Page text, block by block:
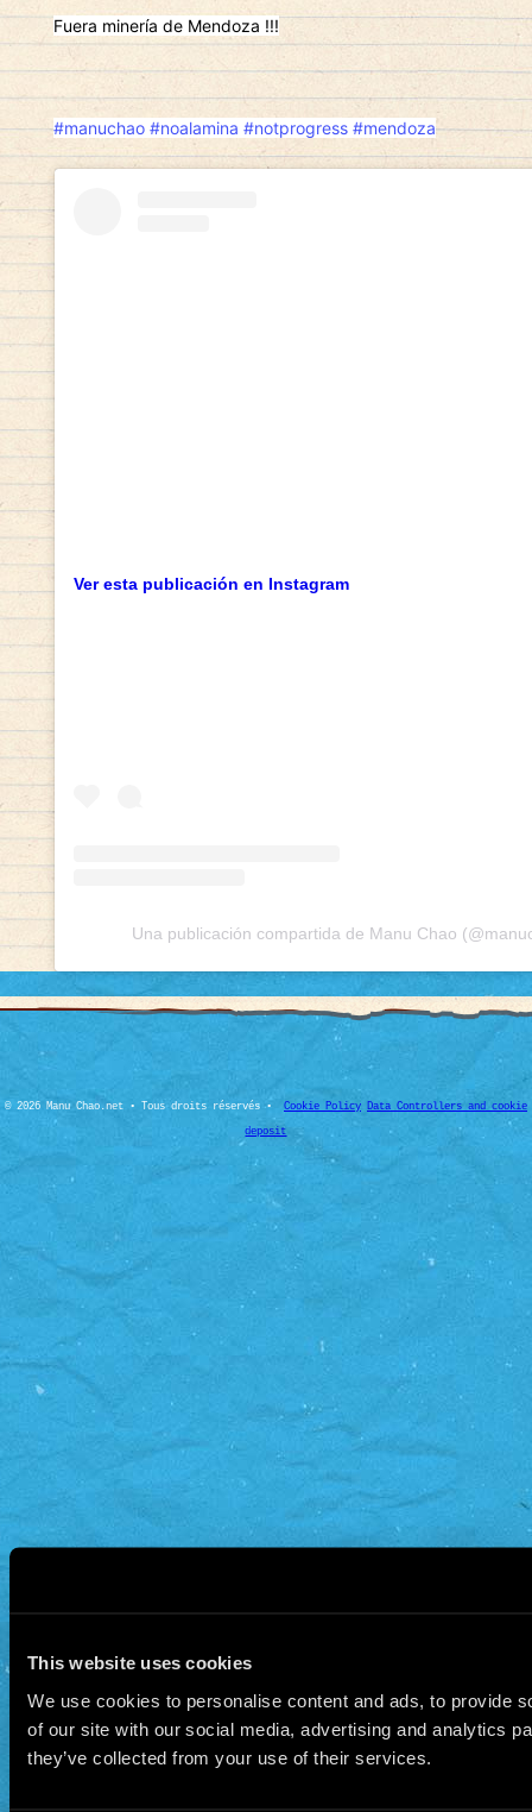
This website uses cookies
We use cookies to personalise content and ads, to provide
of our site with our social media, advertising and analytics
they’ve collected from your use of their services.
Fuera minería de Mendoza !!!
#manuchao #noalamina #notprogress #mendoza
Ver esta publicación en Instagram
Una publicación compartida de Manu Chao
© 2026 Manu Chao.net • Tous droits réservés • Cookie Policy Data Controllers and cookie
deposit